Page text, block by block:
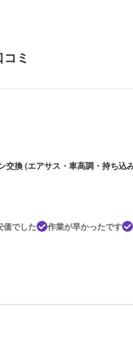
ミ
交換 (エアサス・車高調・持ち込
価でした 作業が早かったです